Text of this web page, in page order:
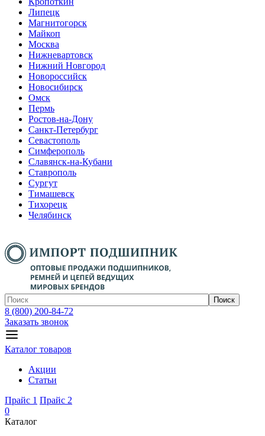
Липецк
Магнитогорск
Майкоп
Москва
Нижневартовск
Нижний Новгород
Новороссийск
Новосибирск
Омск
Пермь
Ростов-на-Дону
Санкт-Петербург
Севастополь
Симферополь
Славянск-на-Кубани
Ставрополь
Сургут
Тимашевск
Тихорецк
Челябинск
Поиск
8 (800) 200-84-72
Заказать звонок
Каталог товаров
Акции
Статьи
Прайс 1 Прайс 2
0
Каталог